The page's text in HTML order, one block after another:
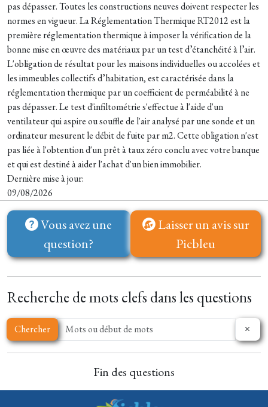
pas dépasser. Toutes les constructions neuves doivent respecter les
normes en vigueur. La Réglementation Thermique RT2012 est la
première réglementation thermique à imposer la vérification de la
bonne mise en œuvre des matériaux par un test d’étanchéité à l’air.
L'obligation de résultat pour les maisons individuelles ou accolées et
les immeubles collectifs d’habitation, est caractérisée dans la
réglementation thermique par un coefficient de perméabilité à ne
pas dépasser. Le test d'infiltométrie s'effectue à l'aide d'un
ventilateur qui aspire ou souffle de l'air analysé par une sonde et un
ordinateur mesurent le débit de fuite par m2. Cette obligation n'est
pas liée à l'obtention d'un prêt à taux zéro conclu avec votre banque
et qui est destiné à aider l'achat d'un bien immobilier.
Dernière mise à jour:
09/08/2026
Vous avez une
question?
Laisser un avis sur
Picbleu
Recherche de mots clefs dans les questions
Chercher
Fin des questions